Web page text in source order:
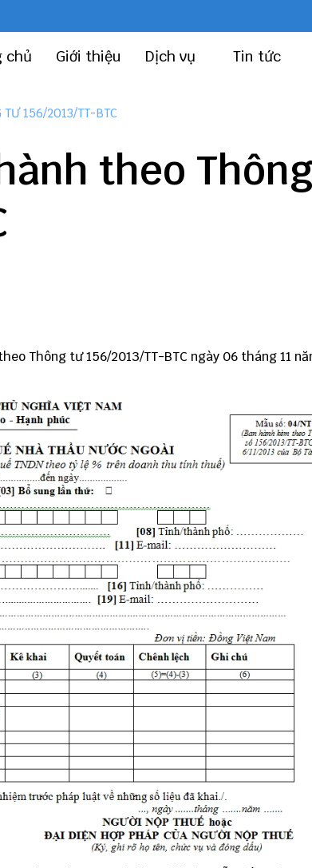
chủ Giới thiệu Dịch vụ Tin tức
TƯ 156/2013/TT-BTC
theo Thông
Thông tư 156/2013/TT-BTC ngày 06 tháng 11